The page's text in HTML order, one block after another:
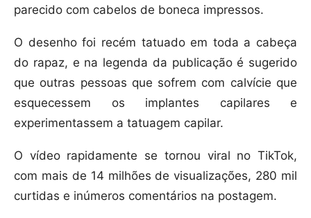
parecido com cabelos de boneca impressos.
O desenho foi recém tatuado em toda a cabeça
do rapaz, e na legenda da publicação é sugerido
que outras pessoas que sofrem com calvície que
esquecessem os implantes capilares e
experimentassem a tatuagem capilar.
O vídeo rapidamente se tornou viral no TikTok,
com mais de 14 milhões de visualizações, 280 mil
curtidas e inúmeros comentários na postagem.